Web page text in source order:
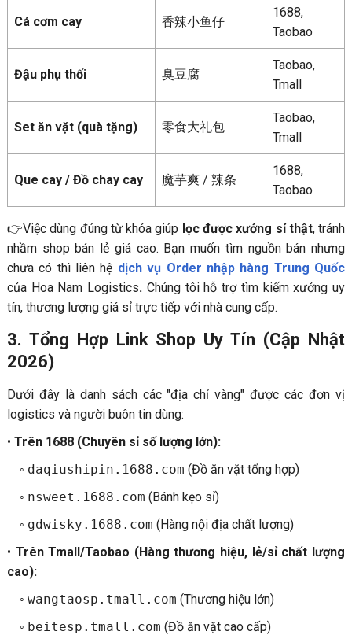
Cá cơm cay 香辣小鱼仔
1688,
Taobao
Đậu phụ thối 臭豆腐
Taobao,
Tmall
Set ăn vặt (quà tặng) 零食大礼包
Taobao,
Tmall
Que cay / Đồ chay cay 魔芋爽 / 辣条
1688,
Taobao
👉Việc dùng đúng từ khóa giúp lọc được xưởng sỉ thật, tránh
nhầm shop bán lẻ giá cao. Bạn muốn tìm nguồn bán nhưng
chưa có thì liên hệ dịch vụ Order nhập hàng Trung Quốc
của Hoa Nam Logistics. Chúng tôi hỗ trợ tìm kiếm xưởng uy
tín, thương lượng giá sỉ trực tiếp với nhà cung cấp.
3. Tổng Hợp Link Shop Uy Tín (Cập Nhật
2026)
Dưới đây là danh sách các "địa chỉ vàng" được các đơn vị
logistics và người buôn tin dùng:
• Trên 1688 (Chuyên sỉ số lượng lớn):
◦ daqiushipin.1688.com (Đồ ăn vặt tổng hợp)
◦ nsweet.1688.com (Bánh kẹo sỉ)
◦ gdwisky.1688.com (Hàng nội địa chất lượng)
• Trên Tmall/Taobao (Hàng thương hiệu, lẻ/sỉ chất lượng
cao):
◦ wangtaosp.tmall.com (Thương hiệu lớn)
◦ beitesp.tmall.com (Đồ ăn vặt cao cấp)